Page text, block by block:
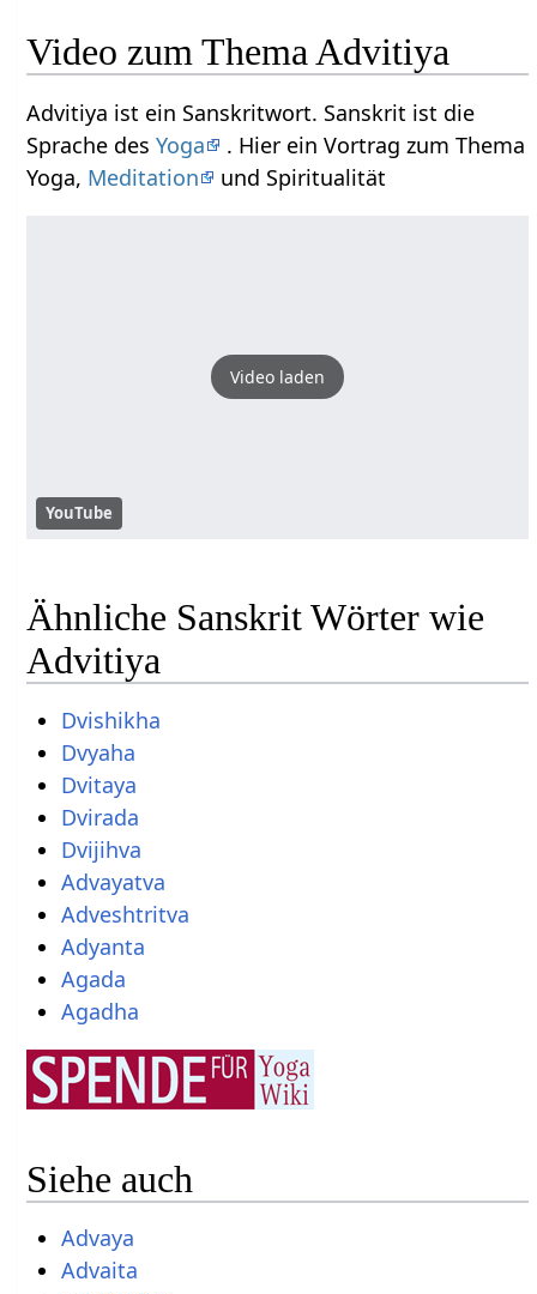
Video zum Thema Advitiya
Advitiya ist ein Sanskritwort. Sanskrit ist die
Sprache desYoga
. Hier ein Vortrag zum Thema
Yoga, Meditation und Spiritualität
Video laden
YouTube
Ähnliche Sanskrit Wörter wie
Advitiya
Dvishikha
Dvyaha
Dvitaya
Dvirada
Dvijihva
Advayatva
Adveshtritva
Adyanta
Agada
Agadha
Siehe auch
Advaya
Advaita